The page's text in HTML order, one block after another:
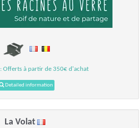
: Offerts à partir de 350€ d'achat
Detailed information
La Volat